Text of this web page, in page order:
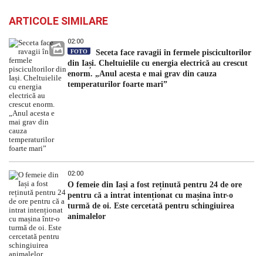
ARTICOLE SIMILARE
02:00
FOTO
Seceta face ravagii în fermele piscicultorilor
din Iași. Cheltuielile cu energia electrică au crescut
enorm. „Anul acesta e mai grav din cauza
temperaturilor foarte mari”
02:00
O femeie din Iași a fost reținută pentru 24 de ore
pentru că a intrat intenționat cu mașina într-o
turmă de oi. Este cercetată pentru schingiuirea
animalelor